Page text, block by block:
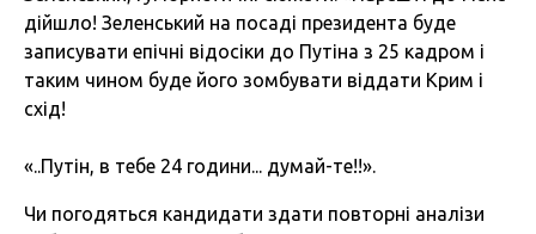
дійшло! Зеленський на посаді президента буде
записувати епічні відосіки до Путіна з 25 кадром і
таким чином буде його зомбувати віддати Крим і
схід!
«..Путін, в тебе 24 години... думай-те!!».
Чи погодяться кандидати здати повторні аналізи